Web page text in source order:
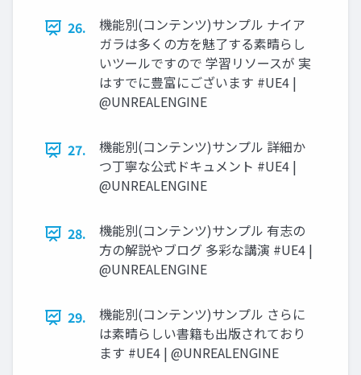
26.
機能別(コンテンツ)サンプル ナイア
ガラは多くの方を魅了する素晴らし
いツールですので 学習リソースが 実
はすでに豊富にございます #UE4 |
@UNREALENGINE
27.
機能別(コンテンツ)サンプル 詳細か
つ丁寧な公式ドキュメント #UE4 |
@UNREALENGINE
28.
機能別(コンテンツ)サンプル 有志の
方の解説やブログ 多彩な講演 #UE4 |
@UNREALENGINE
29.
機能別(コンテンツ)サンプル さらに
は素晴らしい書籍も出版されており
ます #UE4 | @UNREALENGINE